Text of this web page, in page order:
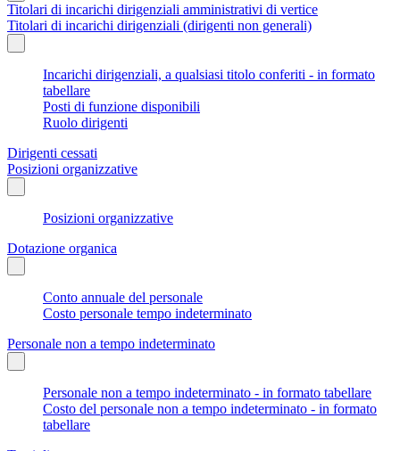
Titolari di incarichi dirigenziali amministrativi di vertice
Titolari di incarichi dirigenziali (dirigenti non generali)
Incarichi dirigenziali, a qualsiasi titolo conferiti - in formato
tabellare
Posti di funzione disponibili
Ruolo dirigenti
Dirigenti cessati
Posizioni organizzative
Posizioni organizzative
Dotazione organica
Conto annuale del personale
Costo personale tempo indeterminato
Personale non a tempo indeterminato
Personale non a tempo indeterminato - in formato tabellare
Costo del personale non a tempo indeterminato - in formato
tabellare